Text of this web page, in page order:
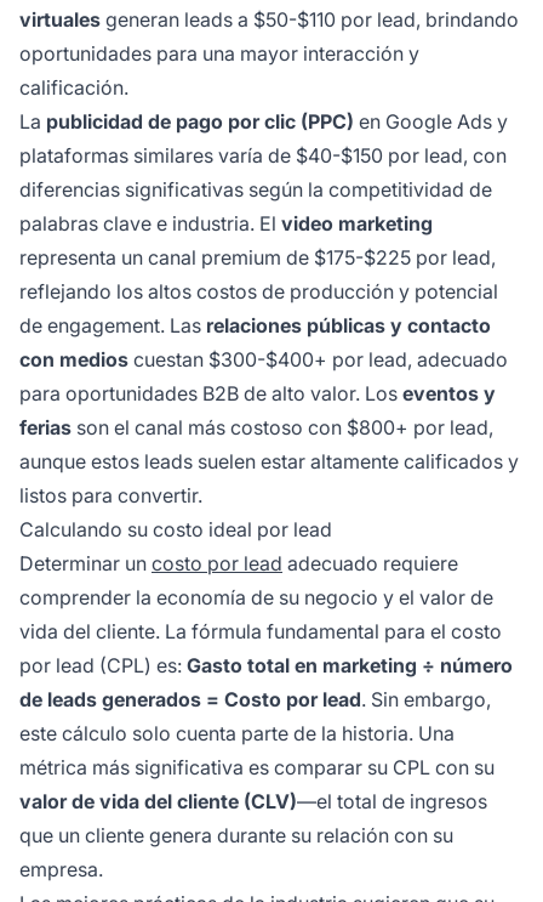
virtuales generan leads a $50-$110 por lead, brindando
oportunidades para una mayor interacción y
calificación.
La publicidad de pago por clic (PPC) en Google Ads y
plataformas similares varía de $40-$150 por lead, con
diferencias significativas según la competitividad de
palabras clave e industria. El video marketing
representa un canal premium de $175-$225 por lead,
reflejando los altos costos de producción y potencial
de engagement. Las relaciones públicas y contacto
con medios cuestan $300-$400+ por lead, adecuado
para oportunidades B2B de alto valor. Los eventos y
ferias son el canal más costoso con $800+ por lead,
aunque estos leads suelen estar altamente calificados y
listos para convertir.
Calculando su costo ideal por lead
Determinar un costo por lead adecuado requiere
comprender la economía de su negocio y el valor de
vida del cliente. La fórmula fundamental para el costo
por lead (CPL) es: Gasto total en marketing ÷ número
de leads generados = Costo por lead. Sin embargo,
este cálculo solo cuenta parte de la historia. Una
métrica más significativa es comparar su CPL con su
valor de vida del cliente (CLV)—el total de ingresos
que un cliente genera durante su relación con su
empresa.